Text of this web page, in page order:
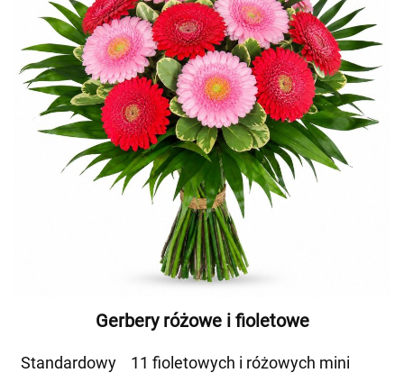
Gerbery różowe i fioletowe
Standardowy
11 fioletowych i różowych mini